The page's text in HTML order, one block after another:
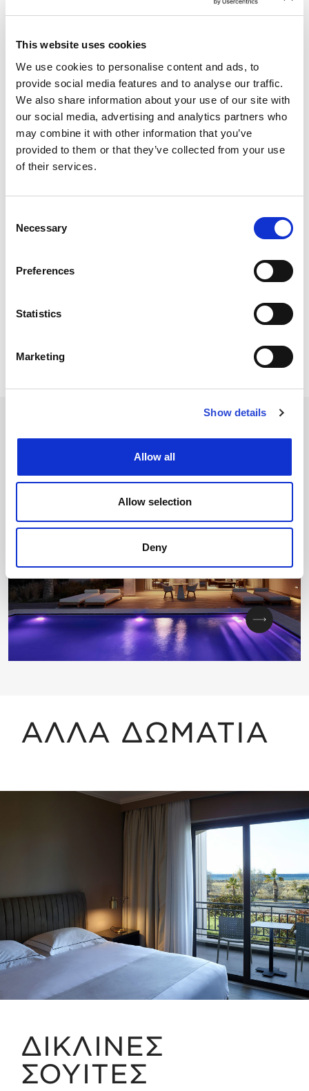
This website uses cookies
We use cookies to personalise content and ads, to
provide social media features and to analyse our traffic.
We also share information about your use of our site with
our social media, advertising and analytics partners who
may combine it with other information that you’ve
provided to them or that they’ve collected from your use
of their services.
Selection
Necessary
Preferences
Statistics
Marketing
Show details
Allow all
Allow selection
Deny
Πετσέτες παραλίας και πισίνας
Στεγνωτήρας μαλλιών
Μεγεθυντικός καθρέφτης ξυρίσματος
Ατομικά ελεγχόμενος κλιματισμός και
θέρμανση
Wi-Fi υψηλής ταχύτητας
UHD
ΦΩΤΟΓΡΑΦΙΕΣ
ΑΛΛΑ ΔΩΜΑΤΙΑ
ΔΙΚΛΙΝΕΣ
ΣΟΥΙΤΕΣ